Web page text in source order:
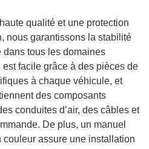
qualité et une protection
nous garantissons la stabilité
tous les domaines
est facile grâce à des pièces de
à chaque véhicule, et
des composants
conduites d’air, des câbles et
De plus, un manuel
couleur assure une installation